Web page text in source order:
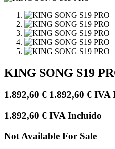
KING SONG S19
1.892,60 € 1.892,60€ IVA
1.892,60 € IVA Incluido
Not Available For Sale